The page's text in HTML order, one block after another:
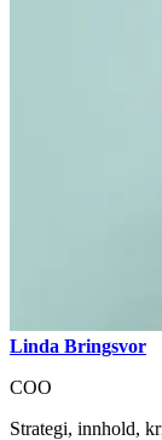
Linda Bringsvor
COO
Strategi, innhold,